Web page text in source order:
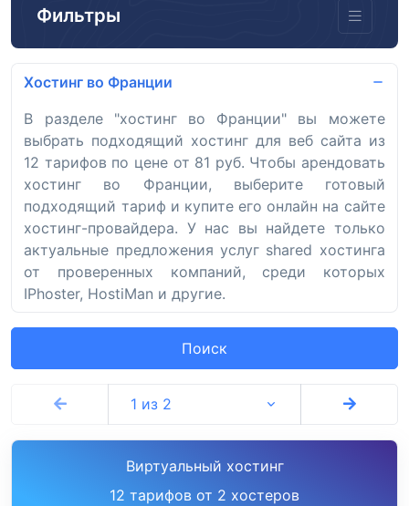
Фильтры
Хостинг во Франции
В разделе "хостинг во Франции" вы можете
выбрать подходящий хостинг для веб сайта из
12 тарифов по цене от 81 руб. Чтобы арендовать
хостинг во Франции, выберите готовый
подходящий тариф и купите его онлайн на сайте
хостинг-провайдера. У нас вы найдете только
актуальные предложения услуг shared хостинга
от проверенных компаний, среди которых
IPhoster, HostiMan и другие.
Поиск
1 из 2
Виртуальный хостинг
12 тарифов от 2 хостеров